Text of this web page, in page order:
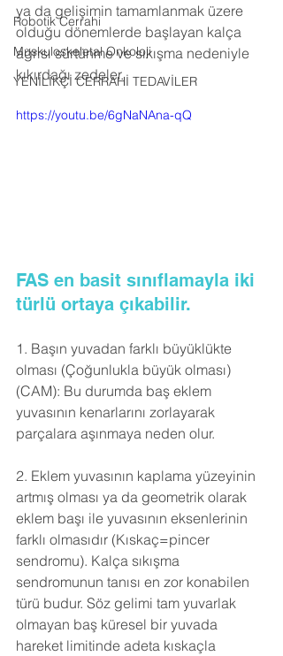
Robotik Cerrahi
Muskuloskeletal Onkoloji
YENİLİKÇİ CERRAHİ TEDAVİLER
ya da gelişimin tamamlanmak üzere
olduğu dönemlerde başlayan kalça
ağrısı sürtünme ve sıkışma nedeniyle
kıkırdağı zedeler.
https://youtu.be/6gNaNAna-qQ
FAS en basit sınıflamayla iki
türlü ortaya çıkabilir.
1. Başın yuvadan farklı büyüklükte
olması (Çoğunlukla büyük olması)
(CAM): Bu durumda baş eklem
yuvasının kenarlarını zorlayarak
parçalara aşınmaya neden olur.
2. Eklem yuvasının kaplama yüzeyinin
artmış olması ya da geometrik olarak
eklem başı ile yuvasının eksenlerinin
farklı olmasıdır (Kıskaç=pincer
sendromu). Kalça sıkışma
sendromunun tanısı en zor konabilen
türü budur. Söz gelimi tam yuvarlak
olmayan baş küresel bir yuvada
hareket limitinde adeta kıskaçla